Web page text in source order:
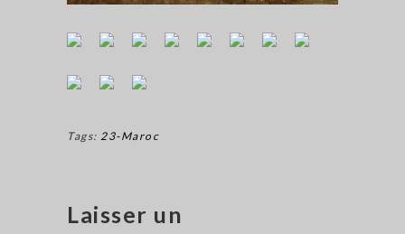
Tags: 23-Maroc
Laisser un